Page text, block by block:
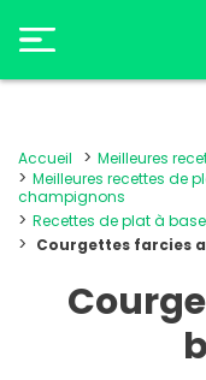
Accueil
Meilleures
Meilleures recettes de
champignons
Recettes de plat à
Courgettes farcies